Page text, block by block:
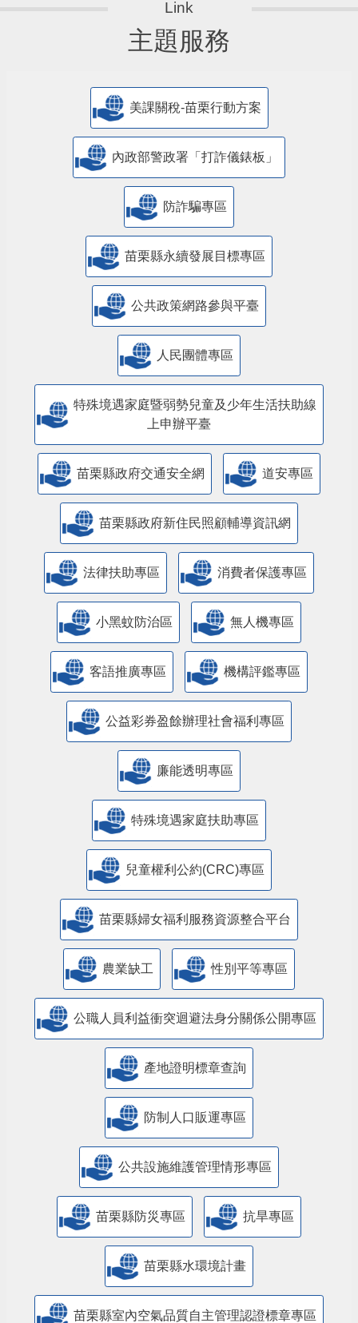
主題服務
美課關稅-苗栗行動方案
內政部警政署「打詐儀錶板」
防詐騙專區
苗栗縣永續發展目標專區
公共政策網路參與平臺
人民團體專區
特殊境遇家庭暨弱勢兒童及少年生活扶助線
上申辦平臺
苗栗縣政府交通安全網 道安專區
苗栗縣政府新住民照顧輔導資訊網
法律扶助專區 消費者保護專區
小黑蚊防治區 無人機專區
客語推廣專區 機構評鑑專區
公益彩券盈餘辦理社會福利專區
廉能透明專區
特殊境遇家庭扶助專區
兒童權利公約(CRC)專區
苗栗縣婦女福利服務資源整合平台
農業缺工 性別平等專區
公職人員利益衝突迴避法身分關係公開專區
產地證明標章查詢
防制人口販運專區
​公共設施維護管理情形專區
苗栗縣防災專區 抗旱專區
苗栗縣水環境計畫
苗栗縣室內空氣品質自主管理認證標章專區